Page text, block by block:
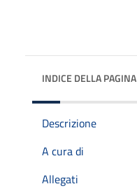
INDICE DELLA PAGINA
Descrizione
A cura di
Allegati